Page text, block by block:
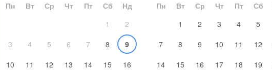
Пн Вт Ср Чт Пт Сб
Нд
1
2
3
4 5 6 7 8
9
10
11 12 13 14 15
16
Пн Вт Ср Чт Пт Сб
1
2 3 4 5
7
8 9 10 11 12
14
15 16 17 18 19